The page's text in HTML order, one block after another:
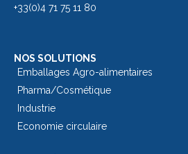
+33(0)4 71 75 11 80
NOS SOLUTIONS
Emballages Agro-alimentaires
Pharma/Cosmétique
Industrie
Economie circulaire